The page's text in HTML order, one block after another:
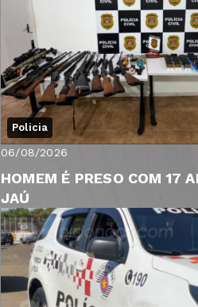
Policia
06/08/2026
HOMEM É PRESO COM 17
JAÚ